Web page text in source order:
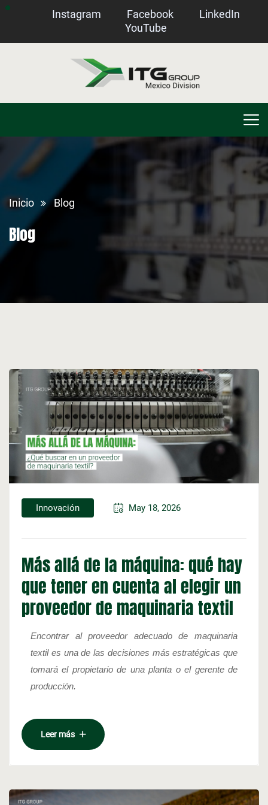
Instagram Facebook
LinkedIn
YouTube
Inicio Blog
Blog
Innovación May 18, 2026
Más allá de la máquina: qué hay
que tener en cuenta al elegir un
proveedor de maquinaria textil
Encontrar al proveedor adecuado de maquinaria
textil es una de las decisiones más estratégicas que
tomará el propietario de una planta o el gerente de
producción.
En la producción textil, el rendimiento de tu
maquinaria depende directamente de la solidez del
entrando en nuevos mercados, trabajar con el
proveedor adecuado de maquinaria textil influye
Leer más